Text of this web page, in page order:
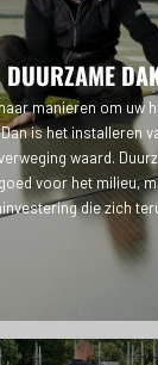
DUURZAME
manieren om uw
is het installeren
waard.
voor het milieu,
die zich